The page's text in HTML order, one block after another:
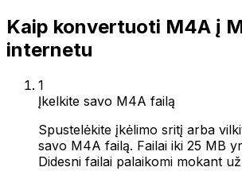
Kaip konvertuoti M4A į
internetu
1
Įkelkite savo M4A failą
Spustelėkite įkėlimo sritį arba
savo M4A failą. Failai iki 25 MB
Didesni failai palaikomi mokant